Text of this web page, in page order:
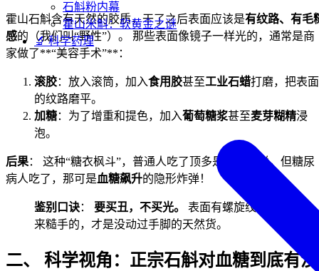
石斛粉内幕
霍山米斛：软黄金之谜
🔬 科学药理
霍山石斛含有天然的胶质，干了之后表面应该是有纹路、有毛
感的（我们叫“野性”）。 那些表面像镜子一样光的，通常是商
家做了**“美容手术”**：
滚胶：放入滚筒，加入食用胶甚至工业石蜡打磨，把表面
的纹路磨平。
加糖：为了增重和提色，加入葡萄糖浆甚至麦芽糊精浸
泡。
后果： 这种“糖衣枫斗”，普通人吃了顶多是交智商税，但糖尿
病人吃了，那可是血糖飙升的隐形炸弹！
鉴别口诀： 要买丑，不买光。
表面有螺旋纹、摸起
来糙手的，才是没动过手脚的天然货。
二、 科学视角：正宗石斛对血糖到底有没